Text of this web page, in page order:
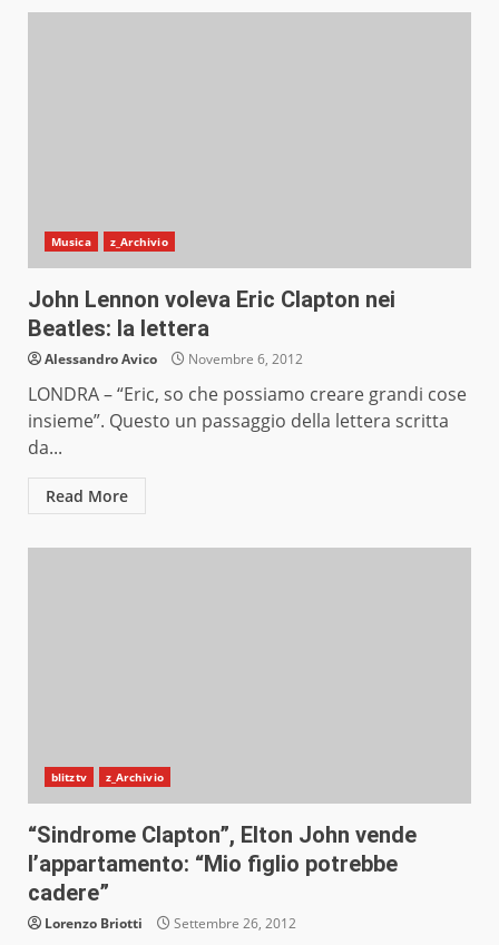
Musica z_Archivio
John Lennon voleva Eric Clapton nei
Beatles: la lettera
Alessandro Avico Novembre 6, 2012
LONDRA – “Eric, so che possiamo creare grandi cose
insieme”. Questo un passaggio della lettera scritta
da...
Read More
blitztv z_Archivio
“Sindrome Clapton”, Elton John vende
l’appartamento: “Mio figlio potrebbe
cadere”
Lorenzo Briotti Settembre 26, 2012